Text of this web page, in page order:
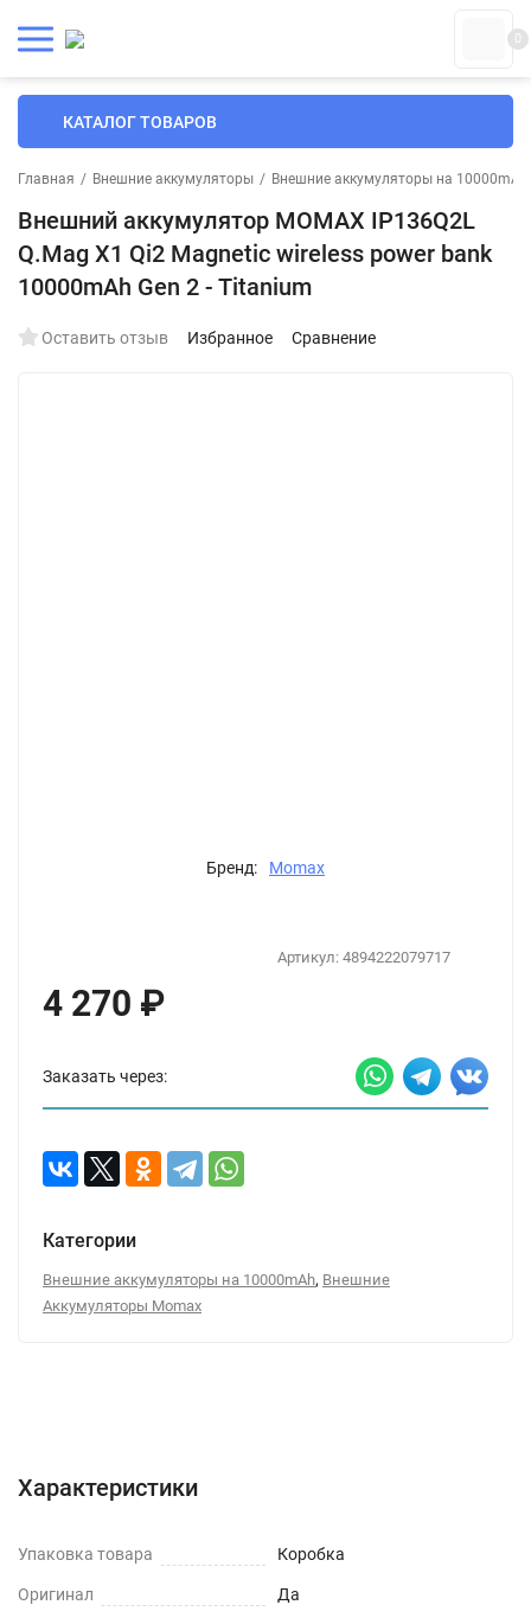
0
КАТАЛОГ ТОВАРОВ
Главная / Внешние аккумуляторы / Внешние аккумуляторы на 10000mAh
Внешний аккумулятор MOMAX IP136Q2L
Q.Mag X1 Qi2 Magnetic wireless power bank
10000mAh Gen 2 - Titanium
Оставить отзыв Избранное Сравнение
Бренд: Momax
Артикул: 4894222079717
4 270 ₽
Заказать через:
Категории
Внешние аккумуляторы на 10000mAh, Внешние
Аккумуляторы Momax
Характеристики
Упаковка товара Коробка
Оригинал Да